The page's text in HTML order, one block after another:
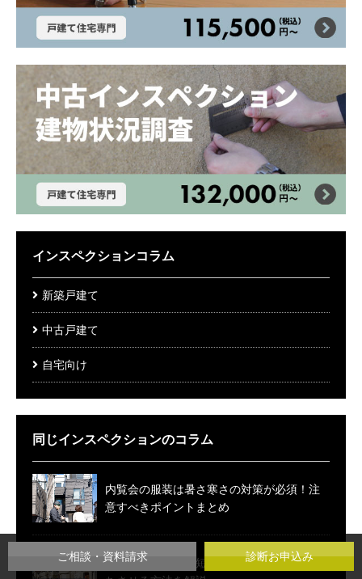
インスペクションコラム
新築戸建て
中古戸建て
自宅向け
同じインスペクションのコラム
内覧会の服装は暑さ寒さの対策が必須！注
意すべきポイントまとめ
建売住宅は寿命が短いの？噂の真相と長持
ご相談・資料請求 診断お申込み